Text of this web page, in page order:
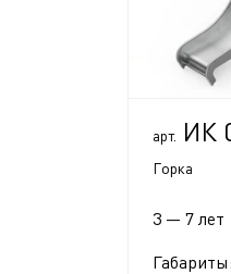
арт. ИК
Горка
3 — 7 лет
Габариты: